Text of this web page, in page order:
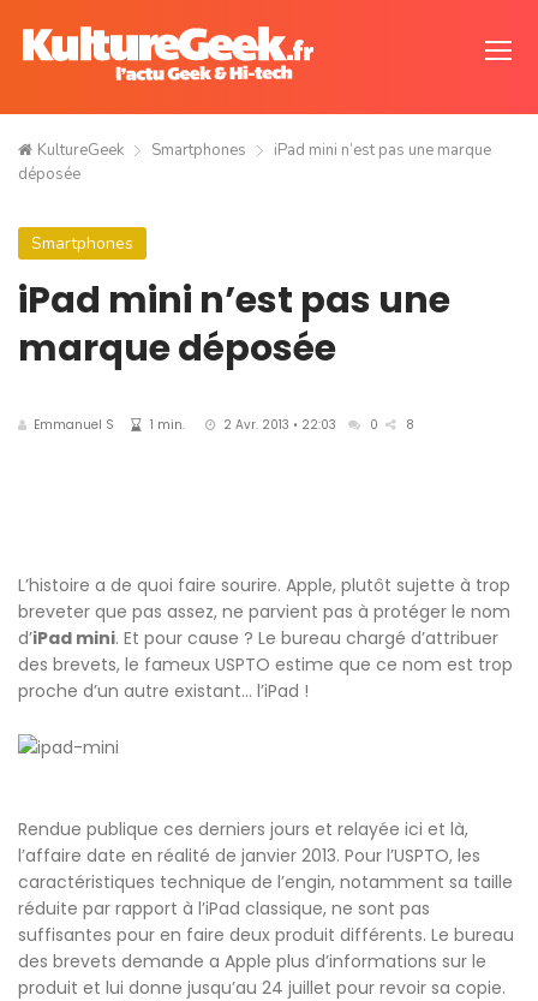
KultureGeek Smartphones
iPad mini n’est pas une marque
déposée
Smartphones
iPad mini n’est pas une
marque déposée
Emmanuel S 1 min. 2 Avr. 2013 • 22:03 0 8
L’histoire a de quoi faire sourire. Apple, plutôt sujette à trop
breveter que pas assez, ne parvient pas à protéger le nom
d’iPad mini. Et pour cause ? Le bureau chargé d’attribuer
des brevets, le fameux USPTO estime que ce nom est trop
proche d’un autre existant… l’iPad !
Rendue publique ces derniers jours et relayée ici et là,
l’affaire date en réalité de janvier 2013. Pour l’USPTO, les
caractéristiques technique de l’engin, notamment sa taille
réduite par rapport à l’iPad classique, ne sont pas
suffisantes pour en faire deux produit différents. Le bureau
des brevets demande a Apple plus d’informations sur le
produit et lui donne jusqu’au 24 juillet pour revoir sa copie.